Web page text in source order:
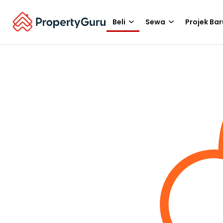
Beli Sewa Projek